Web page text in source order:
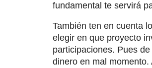
fundamental te servirá
También ten en cuenta
elegir en que proyecto
participaciones. Pues
dinero en mal